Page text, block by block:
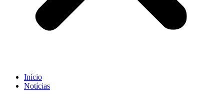
Início
Notícias